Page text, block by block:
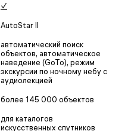
✓
AutoStar II
автоматический поиск
объектов, автоматическое
наведение (GoTo), режим
экскурсии по ночному небу с
аудиолекцией
более 145 000 объектов
для каталогов
искусственных спутников